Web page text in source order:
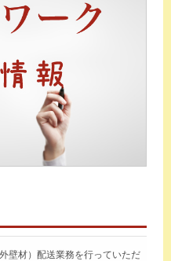
壁材）配送業務を行っていただ